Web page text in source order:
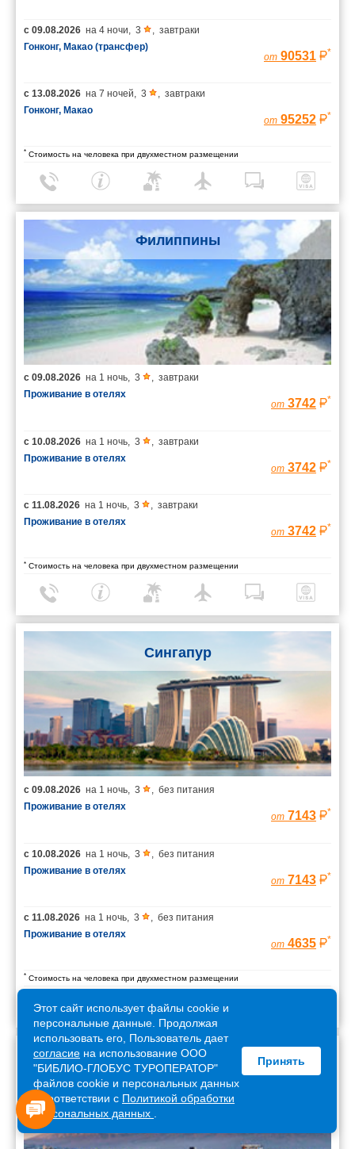
с 09.08.2026 на 4 ночи, 3 , завтраки
Гонконг, Макао (трансфер)
от 90531 *
с 13.08.2026 на 7 ночей, 3 , завтраки
Гонконг, Макао
от 95252 *
* Стоимость на человека при двухместном размещении
Филиппины
с 09.08.2026 на 1 ночь, 3 , завтраки
Проживание в отелях
от 3742 *
с 10.08.2026 на 1 ночь, 3 , завтраки
Проживание в отелях
от 3742 *
с 11.08.2026 на 1 ночь, 3 , завтраки
Проживание в отелях
от 3742 *
* Стоимость на человека при двухместном размещении
Сингапур
с 09.08.2026 на 1 ночь 3
без питания
Проживание в отелях
от 7143 *
с 10.08.2026 на 1 ночь 3
без питания
Проживание в отелях
от 7143 *
с 11.08.2026 на 1 ночь 3
без питания
Проживание в отелях
от 4635 *
* Стоимость на человека при двухместном размещении
Армения
Этот сайт использует файлы cookie и
персональные данные. Продолжая
использовать его, Пользователь дает
согласие на использование ООО
"БИБЛИО-ГЛОБУС ТУРОПЕРАТОР"
файлов cookie и персональных данных
в соответствии с Политикой обработки
персональных данных
Принять